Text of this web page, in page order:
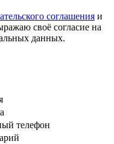
соглашения и
своё согласие на
данных.
телефон